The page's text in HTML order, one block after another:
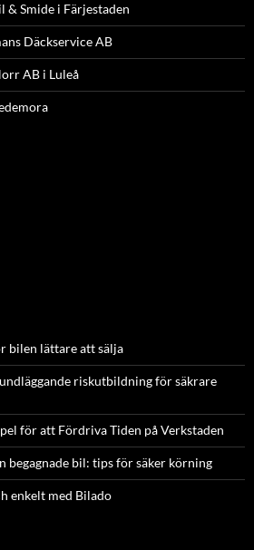
& Smide i Färjestaden
Däckservice AB
AB i Luleå
bilen lättare att sälja
riskutbildning för säkrare
för att Fördriva Tiden på Verkstaden
begagnade bil: tips för säker körning
enkelt med Bilado